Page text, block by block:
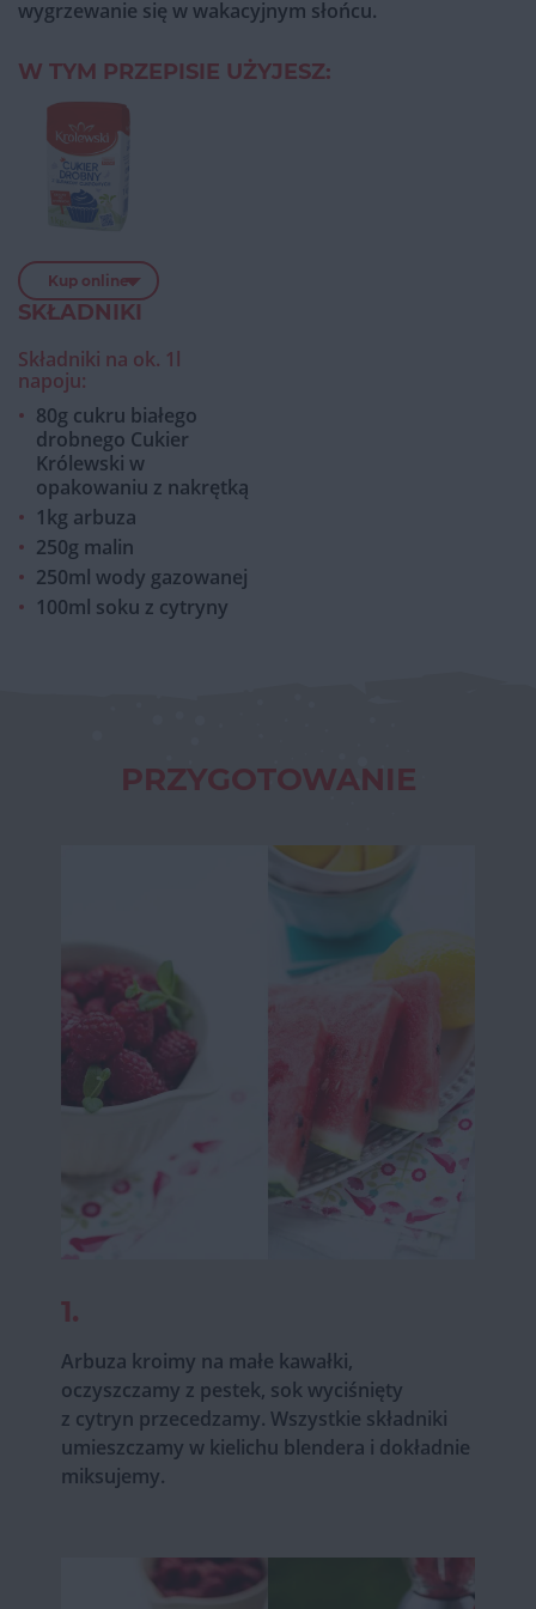
wygrzewanie się w wakacyjnym słońcu.
W TYM PRZEPISIE UŻYJESZ:
Kup online
SKŁADNIKI
Składniki na ok. 1l
napoju:
80g cukru białego
drobnego Cukier
Królewski w
opakowaniu z nakrętką
1kg arbuza
250g malin
250ml wody gazowanej
100ml soku z cytryny
PRZYGOTOWANIE
1.
Arbuza kroimy na małe kawałki,
oczyszczamy z pestek, sok wyciśnięty
z cytryn przecedzamy. Wszystkie składniki
umieszczamy w kielichu blendera i dokładnie
miksujemy.